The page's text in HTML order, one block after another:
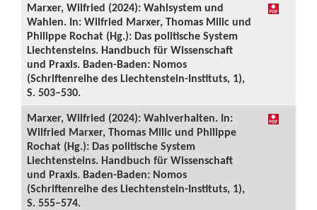
Marxer, Wilfried (2024): Wahlsystem und
Wahlen. In: Wilfried Marxer, Thomas Milic und
Philippe Rochat (Hg.): Das politische System
Liechtensteins. Handbuch für Wissenschaft
und Praxis. Baden-Baden: Nomos
(Schriftenreihe des Liechtenstein-Instituts, 1),
S. 503–530.
Marxer, Wilfried (2024): Wahlverhalten. In:
Wilfried Marxer, Thomas Milic und Philippe
Rochat (Hg.): Das politische System
Liechtensteins. Handbuch für Wissenschaft
und Praxis. Baden-Baden: Nomos
(Schriftenreihe des Liechtenstein-Instituts, 1),
S. 555–574.